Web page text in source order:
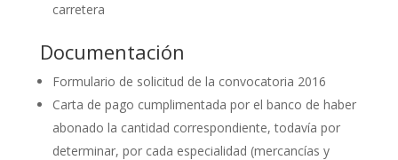
carretera
Documentación
Formulario de solicitud de la convocatoria 2016
Carta de pago cumplimentada por el banco de haber
abonado la cantidad correspondiente, todavía por
determinar, por cada especialidad (mercancías y